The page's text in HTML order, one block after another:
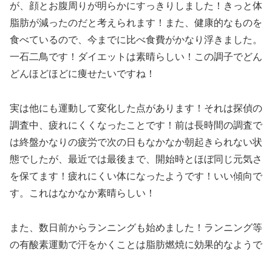
が、顔とお腹周りが明らかにすっきりしました！きっと体
脂肪が減ったのだと考えられます！また、健康的なものを
食べているので、今までに比べ食費がかなり浮きました。
一石二鳥です！ダイエットは素晴らしい！この調子でどん
どんほどほどに痩せたいですね！
実は他にも運動して変化した点があります！それは探偵の
調査中、疲れにくくなったことです！前は長時間の調査で
は終盤かなりの疲労で次の日もなかなか朝起きられない状
態でしたが、最近では最後まで、開始時とほぼ同じ元気さ
を保てます！疲れにくい体になったようです！いい傾向で
す。これはなかなか素晴らしい！
また、数日前からランニングも始めました！ランニング等
の有酸素運動で汗をかくことは脂肪燃焼に効果的なようで